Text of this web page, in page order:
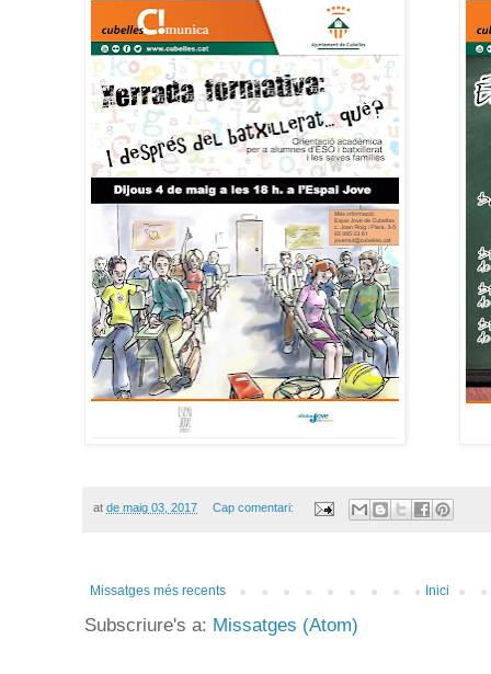
at de maig 03, 2017 Cap comentari:
Missatges més recents Inici
Subscriure's a: Missatges (Atom)